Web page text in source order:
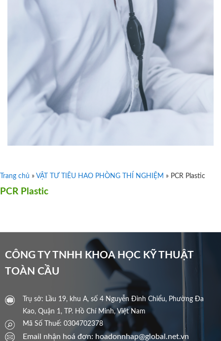
Trang chủ » VẬT TƯ TIÊU HAO PHÒNG THÍ NGHIỆM » PCR Plastic
PCR Plastic
CÔNG TY TNHH KHOA HỌC KỸ THUẬT
TOÀN CẦU
Trụ sở: Lầu 19, khu A, số 4 Nguyễn Đình Chiểu, Phường Đa
Kao, Quận 1, TP. Hồ Chí Minh, Việt Nam
Mã Số Thuế: 0304702378
Email nhận hoá đơn: hoadonnhap@global.net.vn